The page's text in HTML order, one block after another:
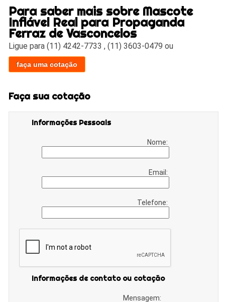
Para saber mais sobre Mascote
Inflável Real para Propaganda
Ferraz de Vasconcelos
Ligue para(11) 4242-7733 ,(11) 3603-0479 ou
faça uma cotação
Faça sua cotação
Informações Pessoais
Nome:
Email:
Telefone:
Informações de contato ou cotação
Mensagem: